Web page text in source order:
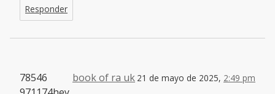
Responder
book of ra uk 21 de mayo de 2025, 2:49 pm
78546